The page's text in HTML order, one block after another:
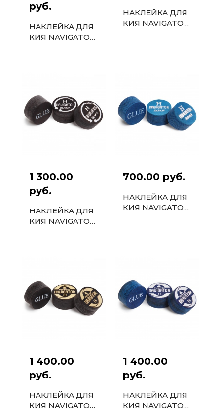
руб.
НАКЛЕЙКА ДЛЯ
КИЯ NAVIGATOR
НАКЛЕЙКА ДЛЯ
КИЯ NAVIGATOR
1 300.00
руб.
НАКЛЕЙКА ДЛЯ
КИЯ NAVIGATOR
700.00 руб.
НАКЛЕЙКА ДЛЯ
КИЯ NAVIGATOR
1 400.00
руб.
НАКЛЕЙКА ДЛЯ
КИЯ NAVIGATOR
1 400.00
руб.
НАКЛЕЙКА ДЛЯ
КИЯ NAVIGATOR